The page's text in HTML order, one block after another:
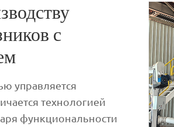
с
управляется
технологией
функциональности